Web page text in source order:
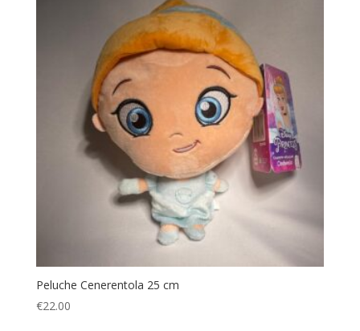
Peluche Cenerentola 25 cm
€22.00